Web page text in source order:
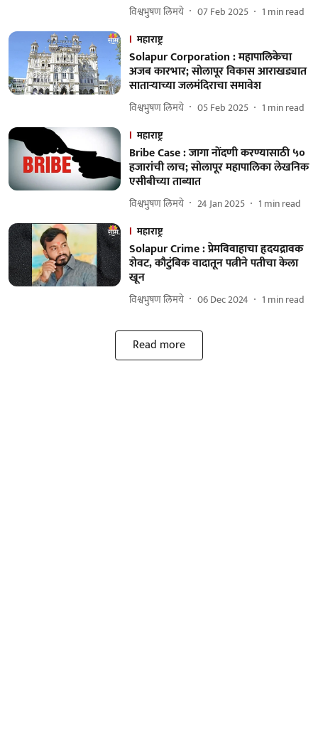
विश्वभुषण लिमये 07 Feb 2025 1 min read
महाराष्ट्र
Solapur Corporation : महापालिकेचा
अजब कारभार; सोलापूर विकास आराखड्यात
साताऱ्याच्या जलमंदिराचा समावेश
विश्वभुषण लिमये 05 Feb 2025 1 min read
महाराष्ट्र
Bribe Case : जागा नोंदणी करण्यासाठी ५०
हजारांची लाच; सोलापूर महापालिका लेखनिक
एसीबीच्या ताब्यात
विश्वभुषण लिमये 24 Jan 2025 1 min read
महाराष्ट्र
Solapur Crime : प्रेमविवाहाचा हृदयद्रावक
शेवट, कौटुंबिक वादातून पत्नीने पतीचा केला
खून
विश्वभुषण लिमये 06 Dec 2024 1 min read
Read more